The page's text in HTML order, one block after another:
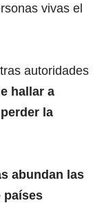
vivas el
autoridades
hallar a
la
abundan las
países